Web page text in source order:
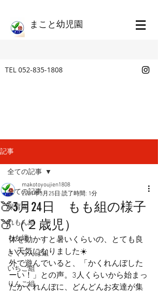
​まこと幼児園
TEL 052-835-1808
記事
全ての記事
保育園
れもん組
もも組
さくらんぼ組
いちご組
りんご組
全ての記事
🍑3月24日 もも組の様子
🍑（２歳児）
makotoyoujien1808
2021年3月25日 読了時間: 1分
体を動かすと暑いくらいの、とても良
い天気になりました☀️
外で遊んでいると、「かくれんぼした
ーい！」との声。3人くらいから始まっ
たかくれんぼに、どんどんお友達が集